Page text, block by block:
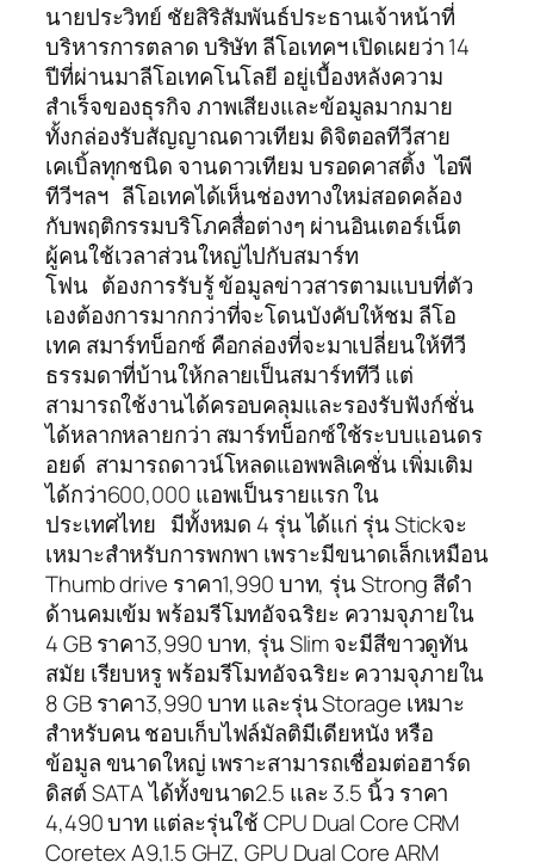
นายประวิทย์ ชัยสิริสัมพันธ์ประธานเจ้าหน้าที่
บริหารการตลาด บริษัท ลีโอเทคฯ เปิดเผยว่า 14
ปีที่ผ่านมาลีโอเทคโนโลยี อยู่เบื้องหลังความ
สำเร็จของธุรกิจ ภาพเสียงและข้อมูลมากมาย
ทั้งกล่องรับสัญญาณดาวเทียม ดิจิตอลทีวีสาย
เคเบิ้ลทุกชนิด จานดาวเทียม บรอดคาสติ้ง ไอพี
ทีวีฯลฯ ลีโอเทคได้เห็นช่องทางใหม่สอดคล้อง
กับพฤติกรรมบริโภคสื่อต่างๆ ผ่านอินเตอร์เน็ต
ผู้คนใช้เวลาส่วนใหญ่ไปกับสมาร์ท
โฟน ต้องการรับรู้ ข้อมูลข่าวสารตามแบบที่ตัว
เองต้องการมากกว่าที่จะโดนบังคับให้ชม ลีโอ
เทค สมาร์ทบ็อกซ์ คือกล่องที่จะมาเปลี่ยนให้ทีวี
ธรรมดาที่บ้านให้กลายเป็นสมาร์ททีวี แต่
สามารถใช้งานได้ครอบคลุมและรองรับฟังก์ชั่น
ได้หลากหลายกว่า สมาร์ทบ็อกซ์ใช้ระบบแอนดร
อยด์ สามารถดาวน์โหลดแอพพลิเคชั่น เพิ่มเติม
ได้กว่า600,000 แอพเป็นรายแรก ใน
ประเทศไทย มีทั้งหมด 4 รุ่น ได้แก่ รุ่น Stickจะ
เหมาะสำหรับการพกพา เพราะมีขนาดเล็กเหมือน
Thumb drive ราคา1,990 บาท, รุ่น Strong สีดำ
ด้านคมเข้ม พร้อมรีโมทอัจฉริยะ ความจุภายใน
4 GB ราคา3,990 บาท, รุ่น Slim จะมีสีขาวดูทัน
สมัย เรียบหรู พร้อมรีโมทอัจฉริยะ ความจุภายใน
8 GB ราคา3,990 บาท และรุ่น Storage เหมาะ
สำหรับคน ชอบเก็บไฟล์มัลติมีเดียหนัง หรือ
ข้อมูล ขนาดใหญ่ เพราะสามารถเชื่อมต่อฮาร์ด
ดิสต์ SATA ได้ทั้งขนาด2.5 และ 3.5 นิ้ว ราคา
4,490 บาท แต่ละรุ่นใช้ CPU Dual Core CRM
Coretex A9,1.5 GHZ, GPU Dual Core ARM